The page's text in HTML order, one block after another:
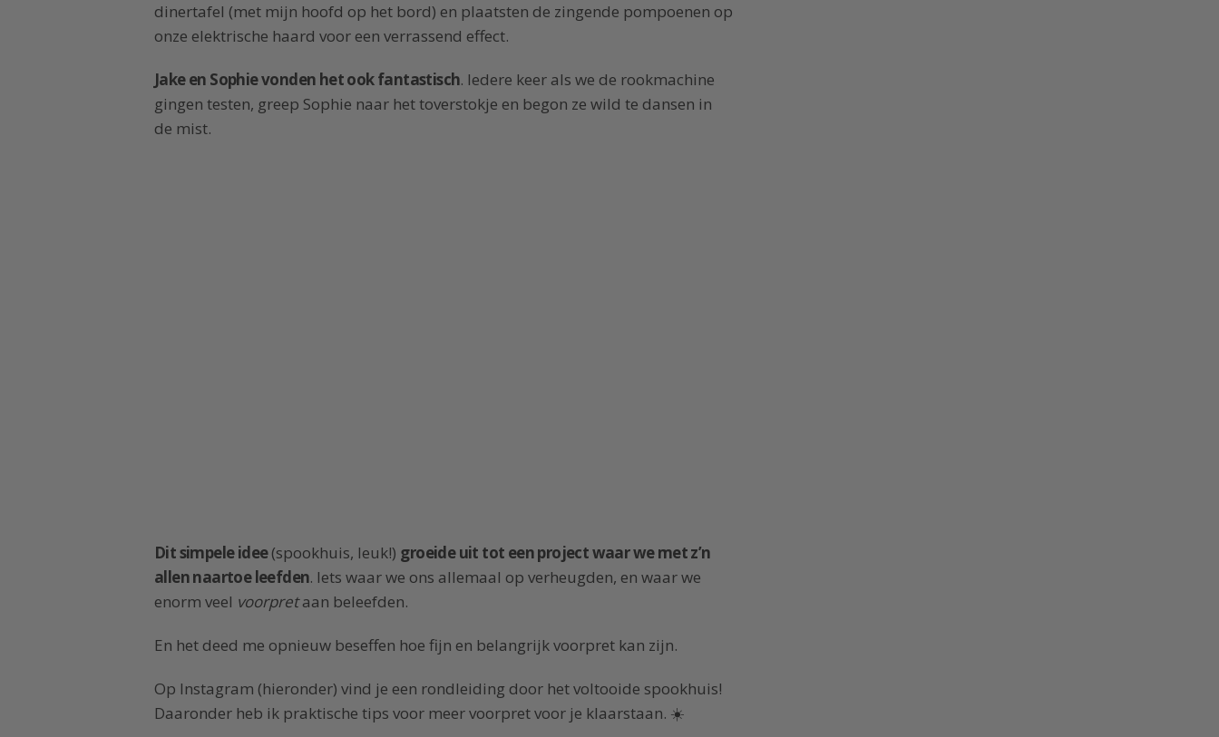
dinertafel (met mijn hoofd op het bord) en plaatsten de zingende pompoenen op
onze elektrische haard voor een verrassend effect.
Jake en Sophie vonden het ook fantastisch. Iedere keer als we de rookmachine
gingen testen, greep Sophie naar het toverstokje en begon ze wild te dansen in
de mist.
Dit simpele idee(spookhuis, leuk!) groeide uit tot een project waar we met z’n
allen naartoe leefden. Iets waar we ons allemaal op verheugden, en waar we
enorm veel voorpretaan beleefden.
En het deed me opnieuw beseffen hoe fijn en belangrijk voorpret kan zijn.
Op Instagram (hieronder) vind je een rondleiding door het voltooide spookhuis!
Daaronder heb ik praktische tips voor meer voorpret voor je klaarstaan. ☀️